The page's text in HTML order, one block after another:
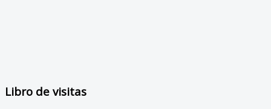
Libro de visitas